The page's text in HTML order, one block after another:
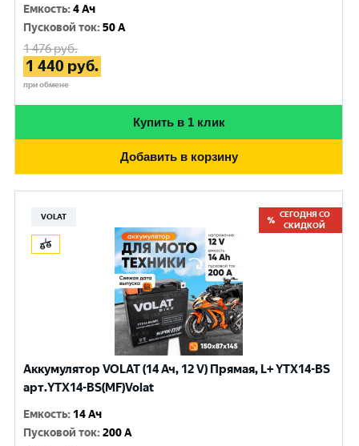
Емкость:4 Ач
Пусковой ток:50 A
1 476руб.
1 440 руб.
при обмене
Купить в 1 клик
Добавить в корзину
VOLAT
СЕГОДНЯ СО
СКИДКОЙ
Аккумулятор VOLAT (14 Ач, 12 V) Прямая, L+ YTX14-BS
арт.YTX14-BS(MF)Volat
Емкость: 14 Ач
Пусковой ток:200 A